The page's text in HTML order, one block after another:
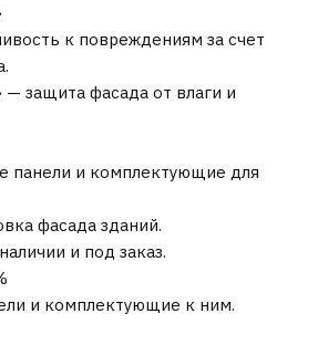
к повреждениям за счет
защита фасада от влаги и
панели и комплектующие для
фасада зданий.
и под заказ.
и комплектующие к ним.